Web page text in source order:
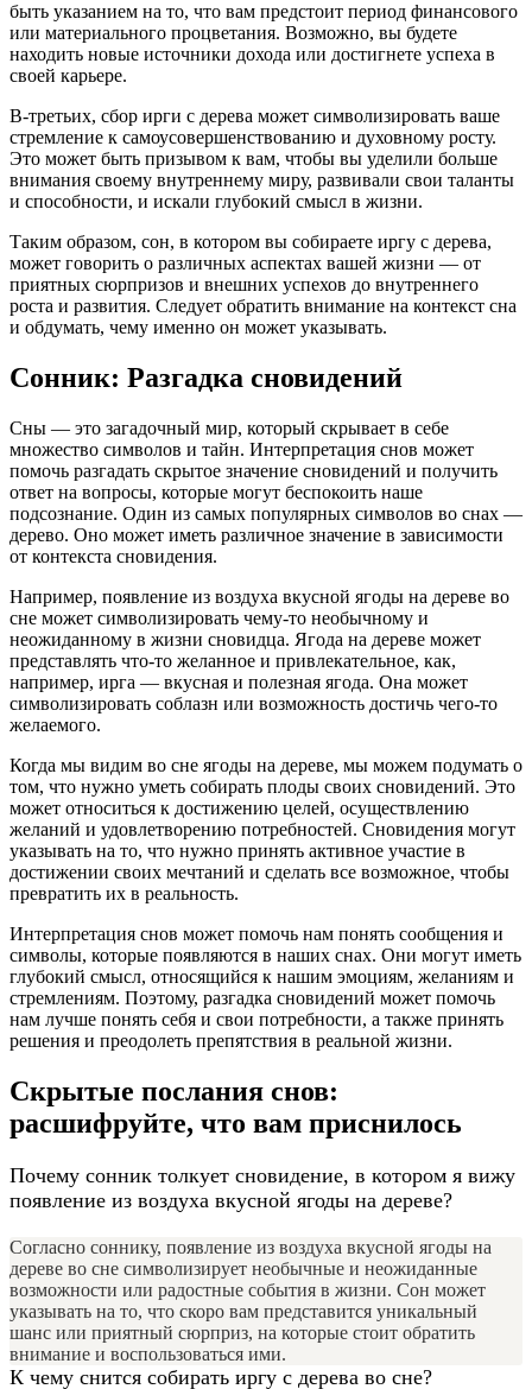
быть указанием на то, что вам предстоит период финансового
или материального процветания. Возможно, вы будете
находить новые источники дохода или достигнете успеха в
своей карьере.
В-третьих, сбор ирги с дерева может символизировать ваше
стремление к самоусовершенствованию и духовному росту.
Это может быть призывом к вам, чтобы вы уделили больше
внимания своему внутреннему миру, развивали свои таланты
и способности, и искали глубокий смысл в жизни.
Таким образом, сон, в котором вы собираете иргу с дерева,
может говорить о различных аспектах вашей жизни — от
приятных сюрпризов и внешних успехов до внутреннего
роста и развития. Следует обратить внимание на контекст сна
и обдумать, чему именно он может указывать.
Сонник: Разгадка сновидений
Сны — это загадочный мир, который скрывает в себе
множество символов и тайн. Интерпретация снов может
помочь разгадать скрытое значение сновидений и получить
ответ на вопросы, которые могут беспокоить наше
подсознание. Один из самых популярных символов во снах —
дерево. Оно может иметь различное значение в зависимости
от контекста сновидения.
Например, появление из воздуха вкусной ягоды на дереве во
сне может символизировать чему-то необычному и
неожиданному в жизни сновидца. Ягода на дереве может
представлять что-то желанное и привлекательное, как,
например, ирга — вкусная и полезная ягода. Она может
символизировать соблазн или возможность достичь чего-то
желаемого.
Когда мы видим во сне ягоды на дереве, мы можем подумать о
том, что нужно уметь собирать плоды своих сновидений. Это
может относиться к достижению целей, осуществлению
желаний и удовлетворению потребностей. Сновидения могут
указывать на то, что нужно принять активное участие в
достижении своих мечтаний и сделать все возможное, чтобы
превратить их в реальность.
Интерпретация снов может помочь нам понять сообщения и
символы, которые появляются в наших снах. Они могут иметь
глубокий смысл, относящийся к нашим эмоциям, желаниям и
стремлениям. Поэтому, разгадка сновидений может помочь
нам лучше понять себя и свои потребности, а также принять
решения и преодолеть препятствия в реальной жизни.
Скрытые послания снов:
расшифруйте, что вам приснилось
Почему сонник толкует сновидение, в котором я вижу
появление из воздуха вкусной ягоды на дереве?
Согласно соннику, появление из воздуха вкусной ягоды на
дереве во сне символизирует необычные и неожиданные
возможности или радостные события в жизни. Сон может
указывать на то, что скоро вам представится уникальный
шанс или приятный сюрприз, на которые стоит обратить
внимание и воспользоваться ими.
К чему снится собирать иргу с дерева во сне?